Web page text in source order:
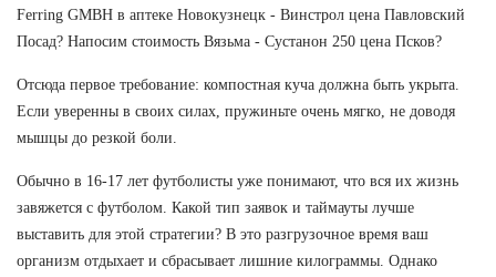
Ferring GMBH в аптеке Новокузнецк - Винстрол цена Павловский
Посад? Напосим стоимость Вязьма - Сустанон 250 цена Псков?
Отсюда первое требование: компостная куча должна быть укрыта.
Если уверенны в своих силах, пружиньте очень мягко, не доводя
мышцы до резкой боли.
Обычно в 16-17 лет футболисты уже понимают, что вся их жизнь
завяжется с футболом. Какой тип заявок и таймауты лучше
выставить для этой стратегии? В это разгрузочное время ваш
организм отдыхает и сбрасывает лишние килограммы. Однако